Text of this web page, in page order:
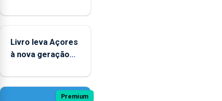
novos
Livro leva Açores
à nova geração
Premium